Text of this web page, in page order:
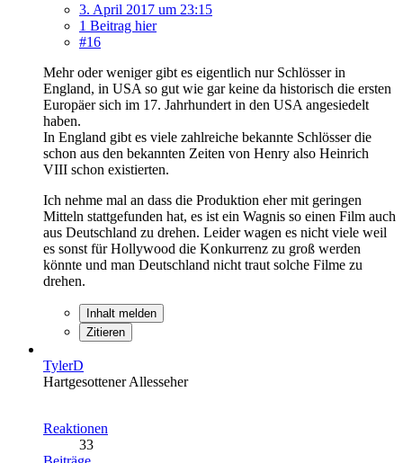
3. April 2017 um 23:15
1 Beitrag hier
#16
Mehr oder weniger gibt es eigentlich nur Schlösser in
England, in USA so gut wie gar keine da historisch die ersten
Europäer sich im 17. Jahrhundert in den USA angesiedelt
haben.
In England gibt es viele zahlreiche bekannte Schlösser die
schon aus den bekannten Zeiten von Henry also Heinrich
VIII schon existierten.
Ich nehme mal an dass die Produktion eher mit geringen
Mitteln stattgefunden hat, es ist ein Wagnis so einen Film auch
aus Deutschland zu drehen. Leider wagen es nicht viele weil
es sonst für Hollywood die Konkurrenz zu groß werden
könnte und man Deutschland nicht traut solche Filme zu
drehen.
Inhalt melden
Zitieren
TylerD
Hartgesottener Allesseher
Reaktionen
33